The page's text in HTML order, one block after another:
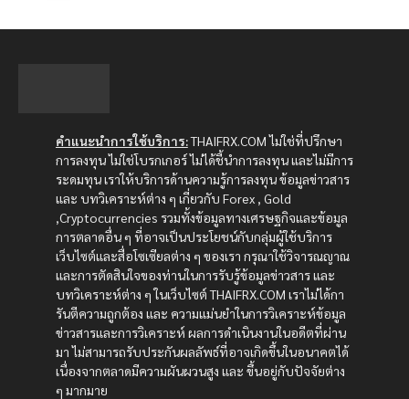
คำแนะนำการใช้บริการ:THAIFRX.COM ไม่ใช่ที่ปรึกษา
การลงทุน ไม่ใช่โบรกเกอร์ ไม่ได้ชี้นำการลงทุน และไม่มีการ
ระดมทุน เราให้บริการด้านความรู้การลงทุน ข้อมูลข่าวสาร
และ บทวิเคราะห์ต่าง ๆ เกี่ยวกับ Forex , Gold
,Cryptocurrencies รวมทั้งข้อมูลทางเศรษฐกิจและข้อมูล
การตลาดอื่น ๆ ที่อาจเป็นประโยชน์กับกลุ่มผู้ใช้บริการ
เว็บไซต์และสื่อโซเซียลต่าง ๆ ของเรา กรุณาใช้วิจารณญาณ
และการตัดสินใจของท่านในการรับรู้ข้อมูลข่าวสาร และ
บทวิเคราะห์ต่าง ๆ ในเว็บไซต์ THAIFRX.COM เราไม่ได้กา
รันตีความถูกต้อง และ ความแม่นยำในการวิเคราะห์ข้อมูล
ข่าวสารและการวิเคราะห์ ผลการดำเนินงานในอดีตที่ผ่าน
มา ไม่สามารถรับประกันผลลัพธ์ที่อาจเกิดขึ้นในอนาคตได้
เนื่องจากตลาดมีความผันผวนสูง และ ขึ้นอยู่กับปัจจัยต่าง
ๆ มากมาย